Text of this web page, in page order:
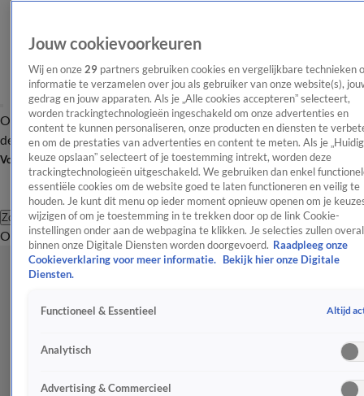
OverzichtAfleveringen Entertainment TV Algemeen
Tip
de redactieNieuwsbrief
Volg Shownieuws
Zoeken
OverzichtEntertainmentSpraakmakendRealityCrimeVideo's
Jouw cookievoorkeuren
Wij en onze 29 partners gebruiken cookies en vergelijkbare technieken
informatie te verzamelen over jou als gebruiker van onze website(s),
gedrag en jouw apparaten. Als je „Alle cookies accepteren” selecteert,
worden trackingtechnologieën ingeschakeld om onze advertenties en
content te kunnen personaliseren, onze producten en diensten te
en om de prestaties van advertenties en content te meten. Als je
keuze opslaan” selecteert of je toestemming intrekt, worden deze
trackingtechnologieën uitgeschakeld. We gebruiken dan enkel
essentiële cookies om de website goed te laten functioneren en veilig te
houden. Je kunt dit menu op ieder moment opnieuw openen om je
wijzigen of om je toestemming in te trekken door op de link Cookie-
instellingen onder aan de webpagina te klikken. Je selecties zullen overal
binnen onze Digitale Diensten worden doorgevoerd. Raadpleeg onze
Cookieverklaring voor meer informatie.
Bekijk hier onze Digitale
Diensten.
Functioneel & Essentieel Altijd
Analytisch
Advertising & Commercieel